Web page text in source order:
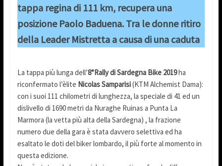
tappa regina di 111 km, recupera una
posizione Paolo Baduena. Tra le donne ritiro
della Leader Mistretta a causa di una caduta
La tappa più lunga dell’8°Rally di Sardegna Bike 2019ha
riconfermato l’èlite Nicolas Samparisi(KTM Alchemist Dama):
con i suoi 111 chilometri di lunghezza, la speciale di 41 ed un
dislivello di 1690 metri da Nuraghe Ruinas a Punta La
Marmora (la vetta più alta della Sardegna) , la frazione
numero due della gara è stata davvero selettiva ed ha
esaltato le doti del biker lombardo, il più forte al momento in
questa edizione.